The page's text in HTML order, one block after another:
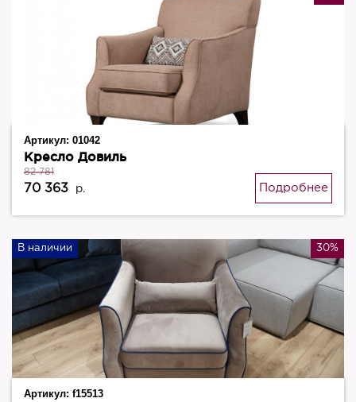
Артикул: 01042
Кресло Довиль
82 781
70 363 р. Подробнее
В наличии 30%
Артикул: f15513